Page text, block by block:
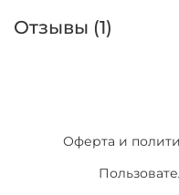
Отзывы (1)
Оферта и